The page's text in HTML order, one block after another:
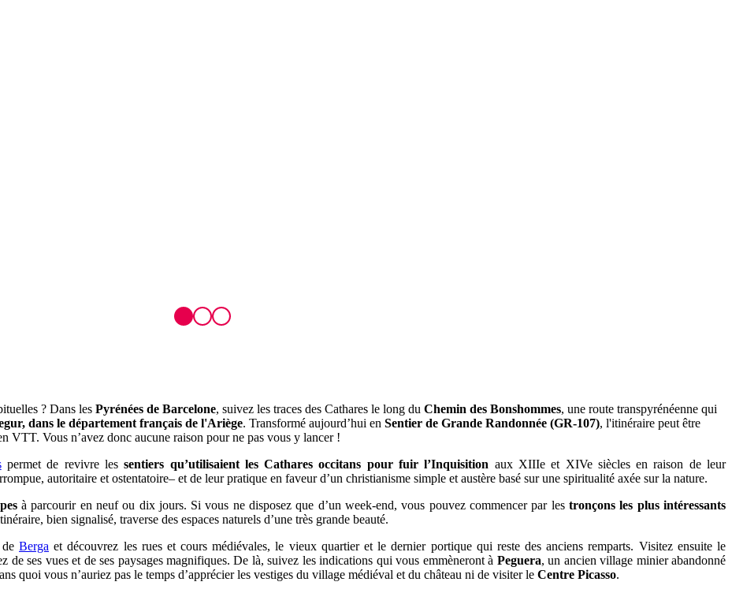
? Dans les Pyrénées de Barcelone, suivez les traces des Cathares le long du Chemin des Bonshommes, une route transpyrénéenne qui
dans le département français de l'Ariège. Transformé aujourd’hui en Sentier de Grande Randonnée (GR-107), l'itinéraire peut être
VTT. Vous n’avez donc aucune raison pour ne pas vous y lancer !
permet de revivre lessentiers qu’utilisaient les Cathares occitans pour fuir l’Inquisition aux XIIIe et XIVe siècles en raison de leur
autoritaire et ostentatoire– et de leur pratique en faveur d’un christianisme simple et austère basé sur une spiritualité axée sur la nature.
à parcourir en neuf ou dix jours. Si vous ne disposez que d’un week-end, vous pouvez commencer par lestronçons les plus intéressants
bien signalisé, traverse des espaces naturels d’une très grande beauté.
Berga et découvrez les rues et cours médiévales, le vieux quartier et le dernier portique qui reste des anciens remparts. Visitez ensuite le
de ses vues et de ses paysages magnifiques. De là, suivez les indications qui vous emmèneront à Peguera, un ancien village minier abandonné
quoi vous n’auriez pas le temps d’apprécier les vestiges du village médiéval et du château ni de visiter le Centre Picasso.